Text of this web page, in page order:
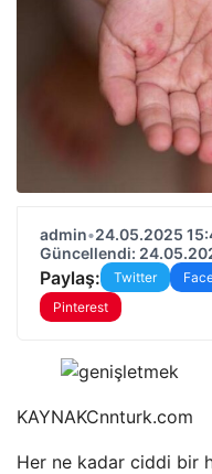
admin•24.05.2025
Güncellendi:
Paylaş: Twitter
Pinterest
KAYNAKCnnturk.com
Her ne kadar ciddi bir